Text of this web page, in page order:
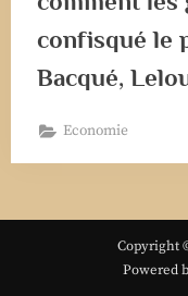
confisqué le
Bacqué,
Economie
Copyright
Powered